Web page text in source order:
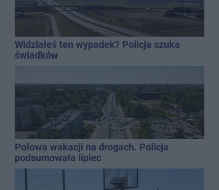
Widziałeś ten wypadek? Policja szuka
świadków
Połowa wakacji na drogach. Policja
podsumowała lipiec